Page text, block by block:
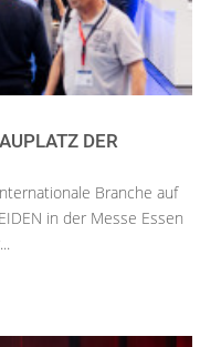
DER
Branche auf
in der Messe Essen